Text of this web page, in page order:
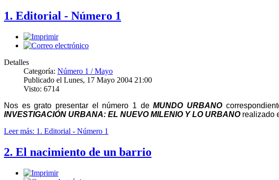
1. Editorial - Número 1
Detalles
Categoría: Número 1 / Mayo
Publicado el Lunes, 17 Mayo 2004 21:00
Visto: 6714
Nos es grato presentar el número 1 deMUNDO URBANO
INVESTIGACIÓN URBANA: EL NUEVO MILENIO Y LO URBANOrealizado
Leer más: 1. Editorial - Número 1
2. El nacimiento de un barrio